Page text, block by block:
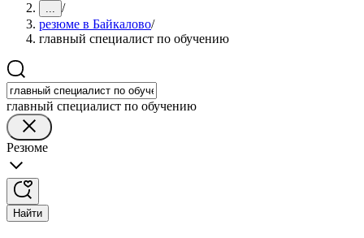
... /
резюме в Байкалово/
главный специалист по обучению
главный специалист по обучению
Резюме
Найти